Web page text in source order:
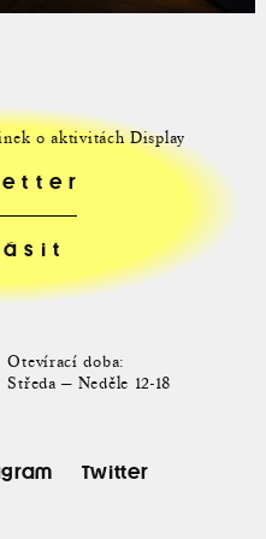
Otevírací doba:
Středa — Neděle 12-18
Twitter
o aktivitách Display